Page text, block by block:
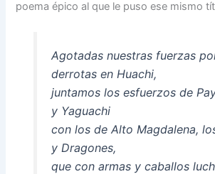
poema épico al que le puso ese mismo
Agotadas nuestras fuerzas
derrotas en Huachi,
juntamos los esfuerzos de
y Yaguachi
con los de Alto Magdalena,
y Dragones,
que con armas y caballos